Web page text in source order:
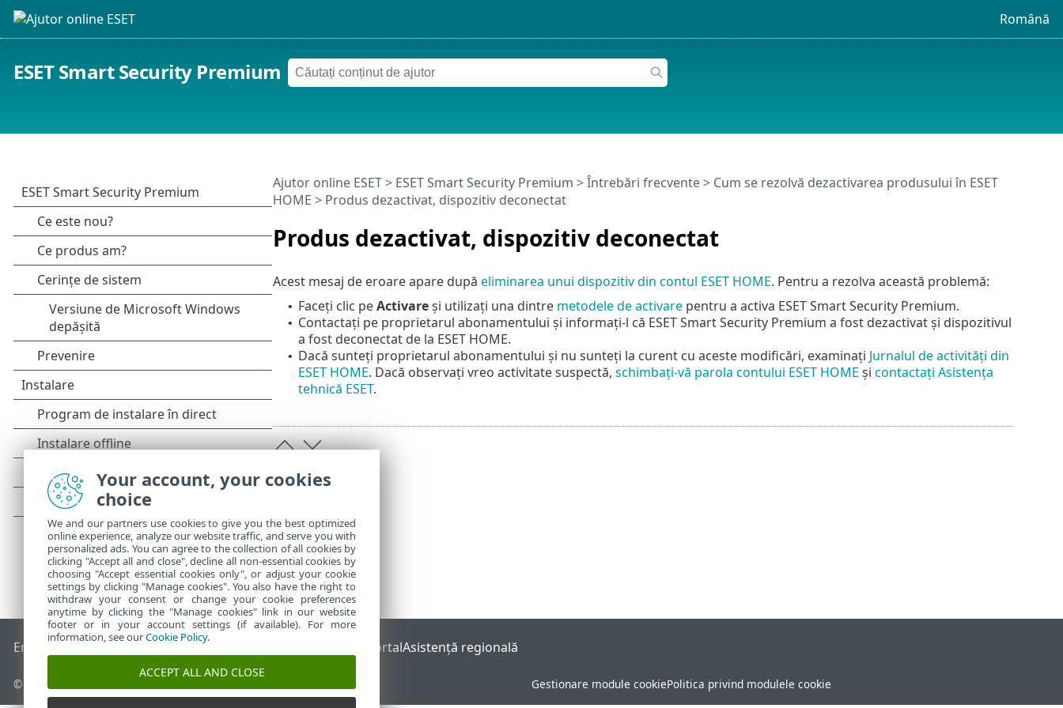
Română
ESET Smart Security Premium
Produs dezactivat, dispozitiv deconectat
Ajutor online ESET> ESET Smart Security Premium >Întrebări frecvente> Cum se rezolvă dezactivarea produsului în ESET
HOME > Produs dezactivat, dispozitiv deconectat
Acest mesaj de eroare apare după eliminarea unui dispozitiv din contul ESET HOME. Pentru a rezolva această problemă:
• Faceți clic peActivareși utilizați una dintre metodele de activarepentru a activa ESET Smart Security Premium.
• Contactați pe proprietarul abonamentului și informați-l că ESET Smart Security Premium a fost dezactivat și dispozitivul
a fost deconectat de la ESET HOME.
• Dacă sunteți proprietarul abonamentului și nu sunteți la curent cu aceste modificări, examinați Jurnalul de activități din
ESET HOME. Dacă observați vreo activitate suspectă, schimbați-vă parola contului ESET HOME și contactați Asistența
tehnică ESET.
End of Life Baza de cunoștințe ESET ESET Status PortalAsistenţă regională
© 1992 - 2025 ESET, spol. s r.o. - Toate drepturile rezervate. Gestionare module cookiePolitica privind modulele cookie
Your account, your cookies
choice
We and our partners use cookies to give you the best optimized
online experience, analyze our website traffic, and serve you with
personalized ads. You can agree to the collection of all cookies by
clicking "Accept all and close", decline all non-essential cookies by
choosing "Accept essential cookies only", or adjust your cookie
settings by clicking "Manage cookies". You also have the right to
withdraw your consent or change your cookie preferences
anytime by clicking the "Manage cookies" link in our website
footer or in your account settings (if available). For more
information, see ourCookie Policy.
ACCEPT ALL AND CLOSE